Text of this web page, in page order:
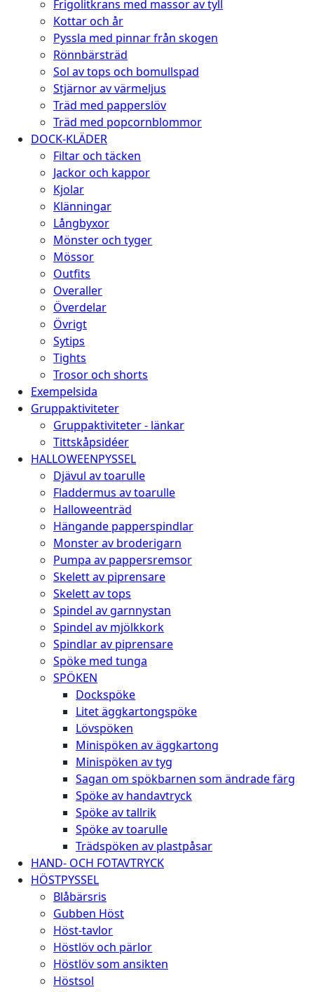
Frigolitkrans med massor av tyll
Kottar och år
Pyssla med pinnar från skogen
Rönnbärsträd
Sol av tops och bomullspad
Stjärnor av värmeljus
Träd med papperslöv
Träd med popcornblommor
DOCK-KLÄDER
Filtar och täcken
Jackor och kappor
Kjolar
Klänningar
Långbyxor
Mönster och tyger
Mössor
Outfits
Overaller
Överdelar
Övrigt
Sytips
Tights
Trosor och shorts
Exempelsida
Gruppaktiviteter
Gruppaktiviteter - länkar
Tittskåpsidéer
HALLOWEENPYSSEL
Djävul av toarulle
Fladdermus av toarulle
Halloweenträd
Hängande papperspindlar
Monster av broderigarn
Pumpa av pappersremsor
Skelett av piprensare
Skelett av tops
Spindel av garnnystan
Spindel av mjölkkork
Spindlar av piprensare
Spöke med tunga
SPÖKEN
Dockspöke
Litet äggkartongspöke
Lövspöken
Minispöken av äggkartong
Minispöken av tyg
Sagan om spökbarnen som ändrade färg
Spöke av handavtryck
Spöke av tallrik
Spöke av toarulle
Trädspöken av plastpåsar
HAND- OCH FOTAVTRYCK
HÖSTPYSSEL
Blåbärsris
Gubben Höst
Höst-tavlor
Höstlöv och pärlor
Höstlöv som ansikten
Höstsol